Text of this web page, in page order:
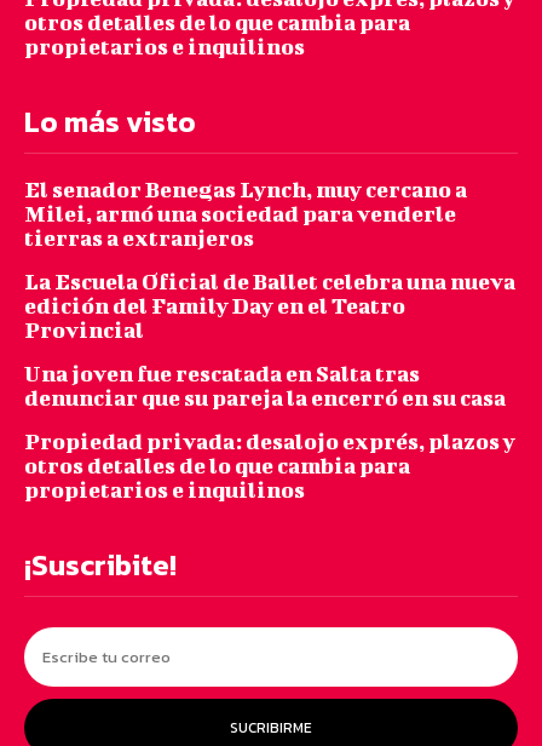
otros detalles de lo que cambia para
propietarios e inquilinos
Lo más visto
El senador Benegas Lynch, muy cercano a
Milei, armó una sociedad para venderle
tierras a extranjeros
La Escuela Oficial de Ballet celebra una nueva
edición del Family Day en el Teatro
Provincial
Una joven fue rescatada en Salta tras
denunciar que su pareja la encerró en su casa
Propiedad privada: desalojo exprés, plazos y
otros detalles de lo que cambia para
propietarios e inquilinos
¡Suscribite!
SUCRIBIRME